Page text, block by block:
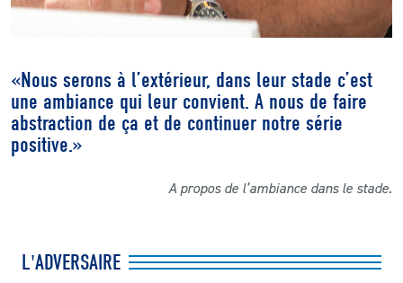
«Nous serons à l’extérieur, dans leur stade c’est
une ambiance qui leur convient. A nous de faire
abstraction de ça et de continuer notre série
positive.»
A propos de l’ambiance dans le stade.
L'ADVERSAIRE